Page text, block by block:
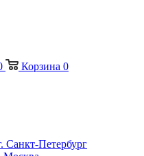
Корзина 0
Санкт-Петербург